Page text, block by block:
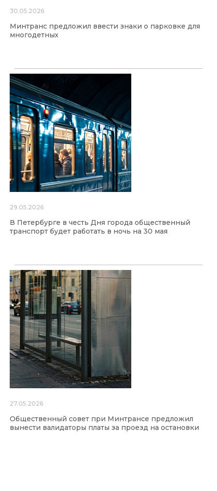
30.05.2026
Минтранс предложил ввести знаки о парковке для
многодетных
29.05.2026
В Петербурге в честь Дня города общественный
транспорт будет работать в ночь на 30 мая
27.05.2026
Общественный совет при Минтрансе предложил
вынести валидаторы платы за проезд на остановки